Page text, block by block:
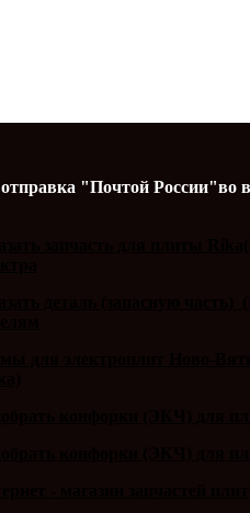
отправка "Почтой России"во